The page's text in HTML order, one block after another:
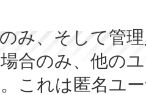
み、そして管
合のみ、他の
これは匿名ユ